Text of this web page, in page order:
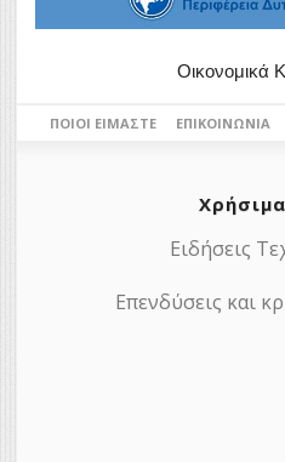
Οικονομικά
ΠΟΙΟΙ ΕΊΜΑΣΤΕ ΕΠΙΚΟΙΝΩΝΊΑ
Ειδήσεις
Επενδύσεις και